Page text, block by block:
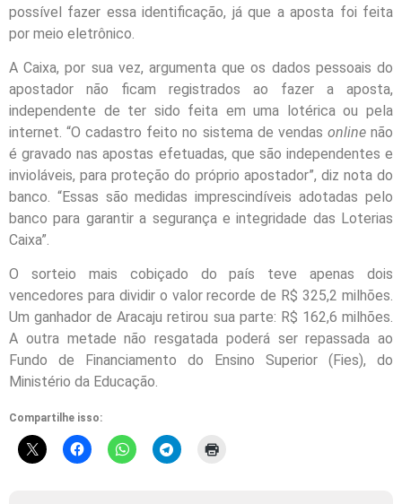
possível fazer essa identificação, já que a aposta foi feita
por meio eletrônico.
A Caixa, por sua vez, argumenta que os dados pessoais do
apostador não ficam registrados ao fazer a aposta,
independente de ter sido feita em uma lotérica ou pela
internet. “O cadastro feito no sistema de vendas onlinenão
é gravado nas apostas efetuadas, que são independentes e
invioláveis, para proteção do próprio apostador”, diz nota do
banco. “Essas são medidas imprescindíveis adotadas pelo
banco para garantir a segurança e integridade das Loterias
Caixa”.
O sorteio mais cobiçado do país teve apenas dois
vencedores para dividir o valor recorde de R$ 325,2 milhões.
Um ganhador de Aracaju retirou sua parte: R$ 162,6 milhões.
A outra metade não resgatada poderá ser repassada ao
Fundo de Financiamento do Ensino Superior (Fies), do
Ministério da Educação.
Compartilhe isso: